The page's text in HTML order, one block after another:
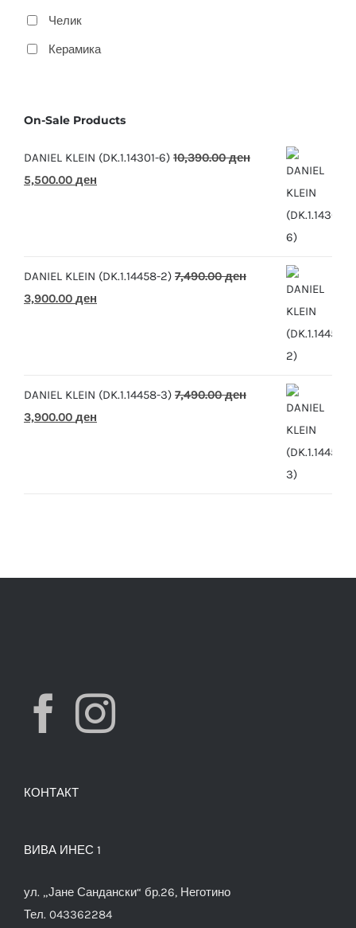
Челик
Керамика
On-Sale Products
DANIEL KLEIN (DK.1.14301-6) 10,390.00ден
Original
5,500.00 ден
DANIEL KLEIN (DK.1.14458-2) 7,490.00ден
Original
3,900.00 ден
DANIEL KLEIN (DK.1.14458-3) 7,490.00ден
Original
3,900.00 ден
КОНТАКТ
ВИВА ИНЕС 1
ул. „Јане Сандански“ бр.26, Неготино
Тел. 043362284